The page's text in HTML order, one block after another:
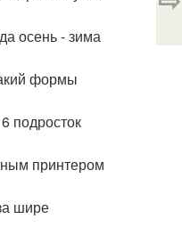
осень - зима
формы
подросток
принтером
шире